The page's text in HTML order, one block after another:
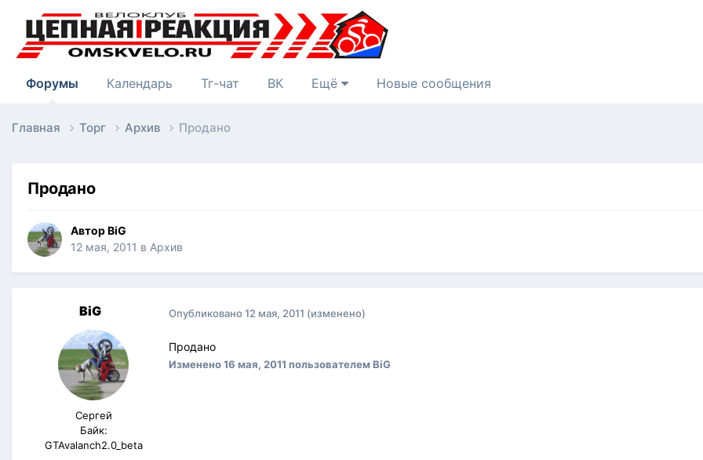
Форумы Календарь Тг-чат ВК Ещё Новые сообщения
Главная Торг Архив Продано
Продано
АвторBiG
12 мая, 2011 в Архив
BiG
Сергей
Байк:
GTAvalanch2.0_beta
Опубликовано12 мая, 2011 (изменено)
Продано
Изменено16 мая, 2011 пользователем BiG